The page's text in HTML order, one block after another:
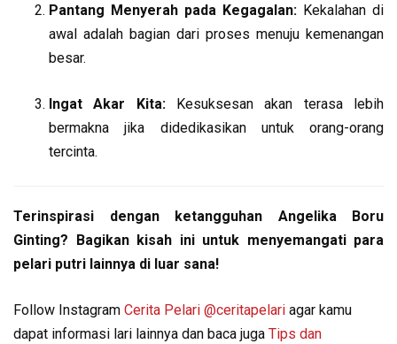
Pantang Menyerah pada Kegagalan: Kekalahan di
awal adalah bagian dari proses menuju kemenangan
besar.
Ingat Akar Kita:Kesuksesan akan terasa lebih
bermakna jika didedikasikan untuk orang-orang
tercinta.
Terinspirasi dengan ketangguhan Angelika Boru
Ginting? Bagikan kisah ini untuk menyemangati para
pelari putri lainnya di luar sana!
Follow Instagram Cerita Pelari @ceritapelari agar kamu
dapat informasi lari lainnya dan baca juga Tips dan